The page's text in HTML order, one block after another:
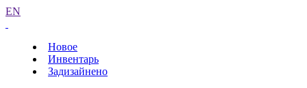
EN
Новое
Инвентарь
Задизайнено